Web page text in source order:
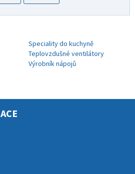
Speciality do kuchyně
Teplovzdušné ventilátory
Výrobník nápojů